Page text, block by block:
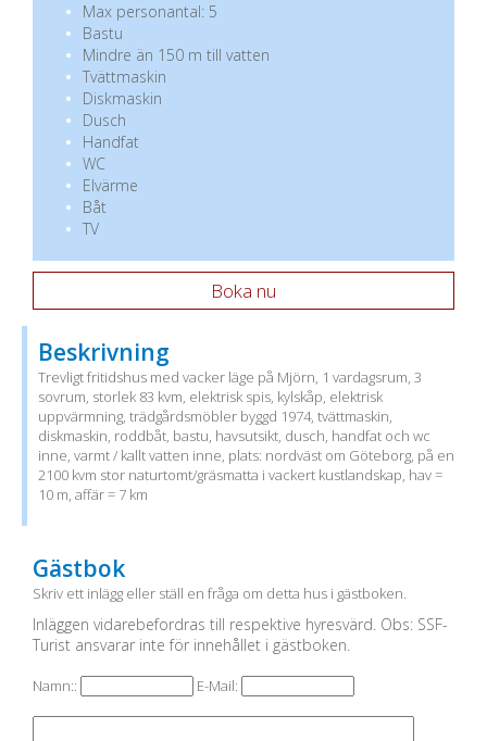
Max personantal: 5
Bastu
Mindre än 150 m till vatten
Tvättmaskin
Diskmaskin
Dusch
Handfat
WC
Elvärme
Båt
TV
Boka nu
Beskrivning
Trevligt fritidshus med vacker läge på Mjörn, 1 vardagsrum, 3
sovrum, storlek 83 kvm, elektrisk spis, kylskåp, elektrisk
uppvärmning, trädgårdsmöbler byggd 1974, tvättmaskin,
diskmaskin, roddbåt, bastu, havsutsikt, dusch, handfat och wc
inne, varmt / kallt vatten inne, plats: nordväst om Göteborg, på en
2100 kvm stor naturtomt/gräsmatta i vackert kustlandskap, hav =
10 m, affär = 7 km
Gästbok
Skriv ett inlägg eller ställ en fråga om detta hus i gästboken.
Inläggen vidarebefordras till respektive hyresvärd. Obs: SSF-
Turist ansvarar inte för innehållet i gästboken.
Namn:: E-Mail: